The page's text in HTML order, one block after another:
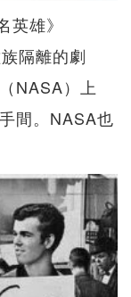
雄》
隔離的劇
NASA）上
間。NASA也